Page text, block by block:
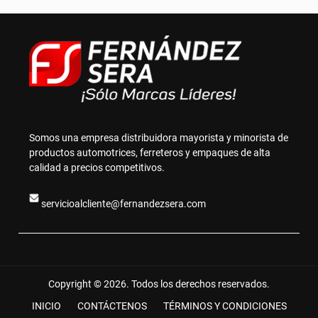
Somos una empresa distribuidora mayorista y minorista de
productos automotrices, ferreteros y empaques de alta
calidad a precios competitivos.
servicioalcliente@fernandezsera.com
Copyright © 2026. Todos los derechos reservados.
INICIO
CONTÁCTENOS TÉRMINOS Y CONDICIONES